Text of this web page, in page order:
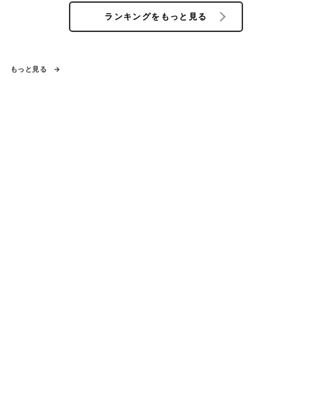
ランキングをもっと見る
もっと見る